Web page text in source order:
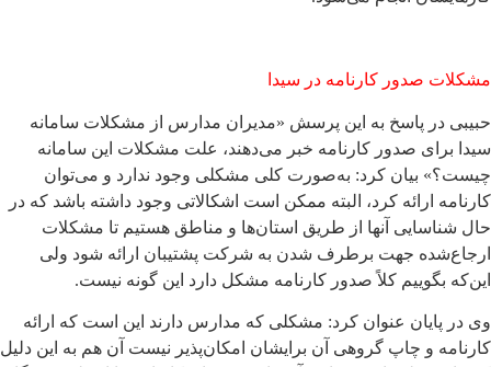
مشکلات صدور کارنامه در سیدا
حبیبی در پاسخ به این پرسش «مدیران مدارس از مشکلات سامانه
سیدا برای صدور کارنامه خبر می‌دهند، علت مشکلات این سامانه
چیست؟» بیان کرد:‌ به‌صورت کلی مشکلی وجود ندارد و می‌توان
کارنامه ارائه کرد، البته ممکن است اشکالاتی وجود داشته باشد که در
حال شناسایی آنها از طریق استان‌ها و مناطق هستیم تا مشکلات
ارجاع‌شده جهت برطرف شدن به شرکت پشتیبان ارائه شود ولی
این‌که بگوییم کلاً صدور کارنامه مشکل دارد این گونه نیست.
وی در پایان عنوان کرد: مشکلی که مدارس دارند این است که ارائه
کارنامه و چاپ گروهی آن برایشان امکان‌پذیر نیست آن هم به این دلیل